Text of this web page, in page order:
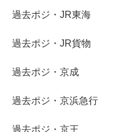
過去ポジ・JR東海
過去ポジ・JR貨物
過去ポジ・京成
過去ポジ・京浜急行
過去ポジ・京王